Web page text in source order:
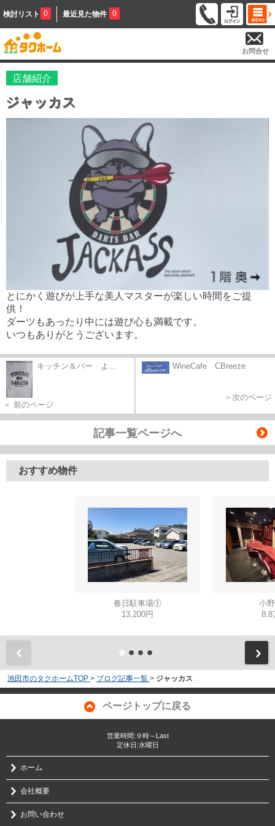
検討リスト 0 最近見た物件 0
お問合せ
店舗紹介
ジャッカス
とにかく遊びが上手な美人マスターが楽しい時間をご提
供！
ダーツもあったり中には遊び心も満載です。
いつもありがとうございます。
キッチン＆バー よ...
＜ 前のページ
WineCafe CBreeze
＞次のページ
記事一覧ページへ
おすすめ物件
春日駐車場①
13,200円
小
8.8
池田市のタクホームTOP > ブログ記事一覧 > ジャッカス
ページトップに戻る
営業時間:９時～Last
定休日:水曜日
ホーム
会社概要
お問い合わせ